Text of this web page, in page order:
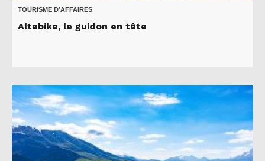
TOURISME D’AFFAIRES
Altebike, le guidon en tête